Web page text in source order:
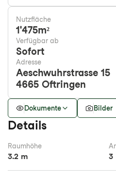
Nutzfläche
1'475m²
Verfügbar ab
Sofort
Adresse
Aeschwuhrstrasse 15
4665 Oftringen
Dokumente Bilder
Details
Raumhöhe
3.2 m 3